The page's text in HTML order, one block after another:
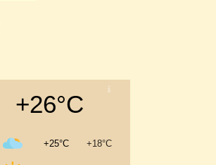
+26°C
+25°C +18°C